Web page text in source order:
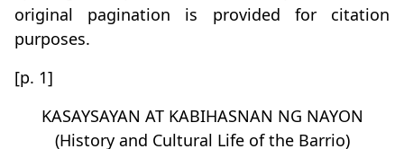
original pagination is provided for citation
purposes.
[p. 1]
KASAYSAYAN AT KABIHASNAN NG NAYON
(History and Cultural Life of the Barrio)